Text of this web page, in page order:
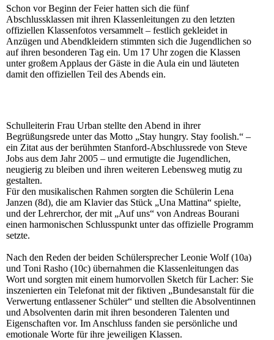
Schon vor Beginn der Feier hatten sich die fünf
Abschlussklassen mit ihren Klassenleitungen zu den letzten
offiziellen Klassenfotos versammelt – festlich gekleidet in
Anzügen und Abendkleidern stimmten sich die Jugendlichen so
auf ihren besonderen Tag ein. Um 17 Uhr zogen die Klassen
unter großem Applaus der Gäste in die Aula ein und läuteten
damit den offiziellen Teil des Abends ein.
Schulleiterin Frau Urban stellte den Abend in ihrer
Begrüßungsrede unter das Motto „Stay hungry. Stay foolish.“ –
ein Zitat aus der berühmten Stanford-Abschlussrede von Steve
Jobs aus dem Jahr 2005 – und ermutigte die Jugendlichen,
neugierig zu bleiben und ihren weiteren Lebensweg mutig zu
gestalten.
Für den musikalischen Rahmen sorgten die Schülerin Lena
Janzen (8d), die am Klavier das Stück „Una Mattina“ spielte,
und der Lehrerchor, der mit „Auf uns“ von Andreas Bourani
einen harmonischen Schlusspunkt unter das offizielle Programm
setzte.
Nach den Reden der beiden Schülersprecher Leonie Wolf (10a)
und Toni Rasho (10c) übernahmen die Klassenleitungen das
Wort und sorgten mit einem humorvollen Sketch für Lacher: Sie
inszenierten ein Telefonat mit der fiktiven „Bundesanstalt für die
Verwertung entlassener Schüler“ und stellten die Absolventinnen
und Absolventen darin mit ihren besonderen Talenten und
Eigenschaften vor. Im Anschluss fanden sie persönliche und
emotionale Worte für ihre jeweiligen Klassen.